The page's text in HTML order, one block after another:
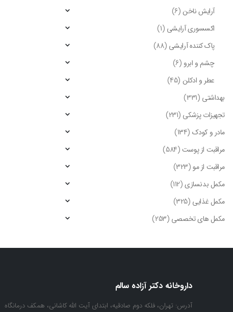
آرایش ناخن(6)
اکسسوری آرایشی (1)
پاک کننده آرایشی (88)
چشم و ابرو (6)
عطر و ادکلن (45)
بهداشتی (331)
تجهیزات پزشکی (231)
مادر و کودک (134)
مراقبت از پوست(584)
مراقبت از مو(323)
مکمل بدنسازی(112)
مکمل غذایی (325)
مکمل های تخصصی (253)
داروخانه دکتر آزاده سالم
آدرس: تهران، فلکه دوم صادقیه، ابتدای آیت الله کاشانی، همکف درمانگاه